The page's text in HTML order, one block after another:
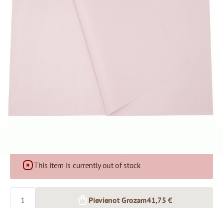
Prece nav pieejama saņemšanai pakomātā.
This item is currently out of stock
Pievienot Grozam41,75 €